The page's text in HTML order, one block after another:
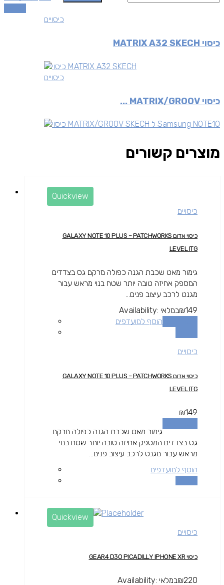
כיסויים
כיסוי MATRIX A32 SKECH
כיסויים
כיסוי MATRIX/GROOV ...
מוצרים קשורים
Quickview
כיסויים
כיסוי אדום GALAXY NOTE 10 PLUS – PATCHWORKS
LEVEL ITG
גימור מאט שכבת הגנה כפולה מרקם גס בצדדים
המספק אחיזה טובה יותר שטח בנוי מראש עבור
מגנט לרכב עיצוב פנים...
₪149
Availability: במלאי
הוסף למועדפים
כיסויים
כיסוי אדום GALAXY NOTE 10 PLUS – PATCHWORKS
LEVEL ITG
₪149
גימור מאט שכבת הגנה כפולה מרקם
גס בצדדים המספק אחיזה טובה יותר שטח בנוי
מראש עבור מגנט לרכב עיצוב פנים...
הוסף למועדפים
Quickview
כיסויים
כיסוי GEAR4 D3O PICADILLY IPHONE XR
₪220
Availability: במלאי